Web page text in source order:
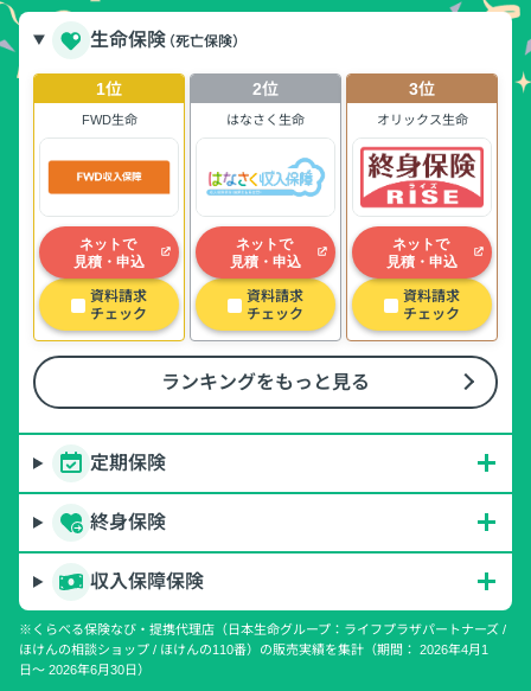
生命保険 （死亡保険）
1位
FWD生命
ネットで
見積・申込
資料請求
チェック
2位
はなさく生命
ネットで
見積・申込
資料請求
チェック
3位
オリックス生命
ネットで
見積・申込
資料請求
チェック
ランキングをもっと見る
定期保険
終身保険
収入保障保険
※くらべる保険なび・提携代理店（日本生命グループ：ライフプラザパートナーズ /
ほけんの相談ショップ / ほけんの110番）の販売実績を集計（期間： 2026年4月1
日〜 2026年6月30日）